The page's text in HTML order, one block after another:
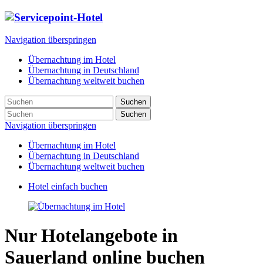
Navigation überspringen
Übernachtung im Hotel
Übernachtung in Deutschland
Übernachtung weltweit buchen
Suchen
Suchen
Navigation überspringen
Übernachtung im Hotel
Übernachtung in Deutschland
Übernachtung weltweit buchen
Hotel einfach buchen
Nur Hotelangebote in
Sauerland online buchen